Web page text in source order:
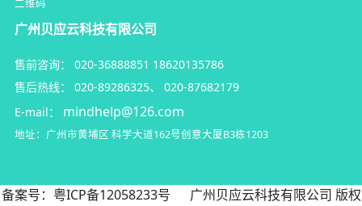
广州贝应云科技有限公司
售前咨询： 020-36888851 18620135786
售后热线：
020-89286325、 020-87682179
E-mail：
mindhelp@126.com
地址：广州市黄埔区 科学大道162号创意大厦B3栋1203
备案号： 粤ICP备12058233号 广州贝应云科技有限公司 版权